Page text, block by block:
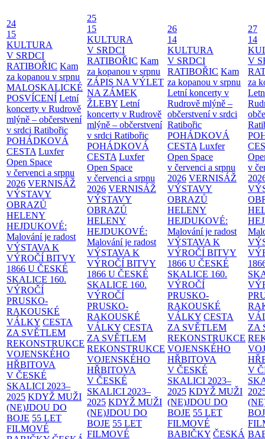
24
15
KULTURA
V SRDCI
RATIBOŘIC Kam
za kopanou v srpnu
MALOSKALICKÉ
POSVÍCENÍ Letní
koncerty v Rudrově
mlýně – občerstvení
v srdci Ratibořic
POHÁDKOVÁ
CESTA Luxfer
Open Space
v červenci a srpnu
2026 VERNISÁŽ
VÝSTAVY
OBRAZŮ
HELENY
HEJDUKOVÉ:
Malování je radost
VÝSTAVA K
VÝROČÍ BITVY
1866 U ČESKÉ
SKALICE 160.
VÝROČÍ
PRUSKO-
RAKOUSKÉ
VÁLKY CESTA
ZA SVĚTLEM
REKONSTRUKCE
VOJENSKÉHO
HŘBITOVA
V ČESKÉ
SKALICI 2023–
2025 KDYŽ MUŽI
(NE)JDOU DO
BOJE 55 LET
FILMOVÉ
25
15
KULTURA
V SRDCI
RATIBOŘIC Kam
za kopanou v srpnu
ZÁPIS NA VÝLET
NA ZÁMEK
ŽLEBY Letní
koncerty v Rudrově
mlýně – občerstvení
v srdci Ratibořic
POHÁDKOVÁ
CESTA Luxfer
Open Space
v červenci a srpnu
2026 VERNISÁŽ
VÝSTAVY
OBRAZŮ
HELENY
HEJDUKOVÉ:
Malování je radost
VÝSTAVA K
VÝROČÍ BITVY
1866 U ČESKÉ
SKALICE 160.
VÝROČÍ
PRUSKO-
RAKOUSKÉ
VÁLKY CESTA
ZA SVĚTLEM
REKONSTRUKCE
VOJENSKÉHO
HŘBITOVA
V ČESKÉ
SKALICI 2023–
2025 KDYŽ MUŽI
(NE)JDOU DO
BOJE 55 LET
FILMOVÉ
26
14
KULTURA
V SRDCI
RATIBOŘIC Kam
za kopanou v srpnu
Letní koncerty v
Rudrově mlýně –
občerstvení v srdci
Ratibořic
POHÁDKOVÁ
CESTA Luxfer
Open Space
v červenci a srpnu
2026 VERNISÁŽ
VÝSTAVY
OBRAZŮ
HELENY
HEJDUKOVÉ:
Malování je radost
VÝSTAVA K
VÝROČÍ BITVY
1866 U ČESKÉ
SKALICE 160.
VÝROČÍ
PRUSKO-
RAKOUSKÉ
VÁLKY CESTA
ZA SVĚTLEM
REKONSTRUKCE
VOJENSKÉHO
HŘBITOVA
V ČESKÉ
SKALICI 2023–
2025 KDYŽ MUŽI
(NE)JDOU DO
BOJE 55 LET
FILMOVÉ
BABIČKY ČESKÁ
27
14
V
za
v
ZA
V